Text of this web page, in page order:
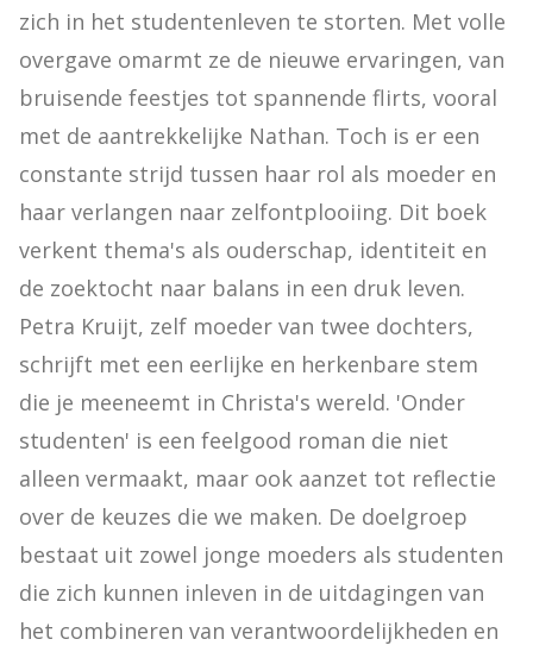
zich in het studentenleven te storten. Met volle
overgave omarmt ze de nieuwe ervaringen, van
bruisende feestjes tot spannende flirts, vooral
met de aantrekkelijke Nathan. Toch is er een
constante strijd tussen haar rol als moeder en
haar verlangen naar zelfontplooiing. Dit boek
verkent thema's als ouderschap, identiteit en
de zoektocht naar balans in een druk leven.
Petra Kruijt, zelf moeder van twee dochters,
schrijft met een eerlijke en herkenbare stem
die je meeneemt in Christa's wereld. 'Onder
studenten' is een feelgood roman die niet
alleen vermaakt, maar ook aanzet tot reflectie
over de keuzes die we maken. De doelgroep
bestaat uit zowel jonge moeders als studenten
die zich kunnen inleven in de uitdagingen van
het combineren van verantwoordelijkheden en